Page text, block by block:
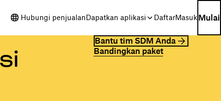
Hubungi penjualanDapatkan aplikasi DaftarMasuk Mulai
Bantu tim SDM Anda
Bandingkan paket